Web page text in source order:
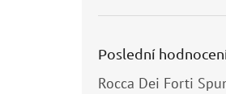
Poslední